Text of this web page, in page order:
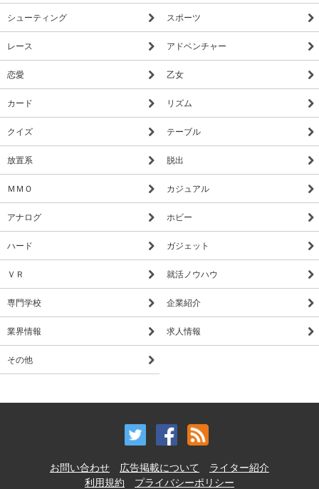
シューティング スポーツ
レース アドベンチャー
恋愛 乙女
カード リズム
クイズ テーブル
放置系 脱出
ＭＭＯ カジュアル
アナログ ホビー
ハード ガジェット
ＶＲ 就活ノウハウ
専門学校 企業紹介
業界情報 求人情報
その他
お問い合わせ 広告掲載について
ライター紹介
利用規約
プライバシーポリシー